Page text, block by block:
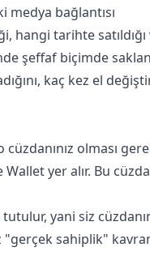
medya bağlantısı
hangi tarihte satıldığı
şeffaf biçimde
kaç kez el
olması
yer alır. Bu
tutulur, yani siz
sahiplik"